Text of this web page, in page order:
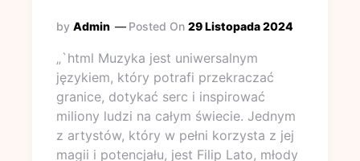
by Admin Posted On 29 Listopada 2024
„`html Muzyka jest uniwersalnym
językiem, który potrafi przekraczać
granice, dotykać serc i inspirować
miliony ludzi na całym świecie. Jednym
z artystów, który w pełni korzysta z jej
magii i potencjału, jest Filip Lato, młody